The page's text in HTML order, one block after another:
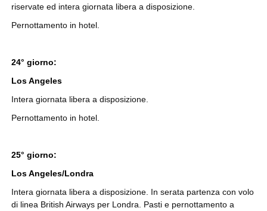
riservate ed intera giornata libera a disposizione.
Pernottamento in hotel.
24° giorno:
Los Angeles
Intera giornata libera a disposizione.
Pernottamento in hotel.
25° giorno:
Los Angeles/Londra
Intera giornata libera a disposizione. In serata partenza con volo
di linea British Airways per Londra. Pasti e pernottamento a